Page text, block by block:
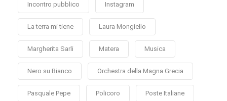
Incontro pubblico Instagram
La terra mi tiene Laura Mongiello
Margherita Sarli Matera Musica
Nero su Bianco Orchestra della Magna Grecia
Pasquale Pepe Policoro Poste Italiane